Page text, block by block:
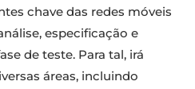
chave das redes móveis
especificação e
de teste. Para tal, irá
áreas, incluindo